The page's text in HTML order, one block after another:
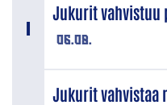
06.08.
Jukurit vahvistuu
Jukurit vahvistaa